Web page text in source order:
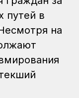
путей в
на